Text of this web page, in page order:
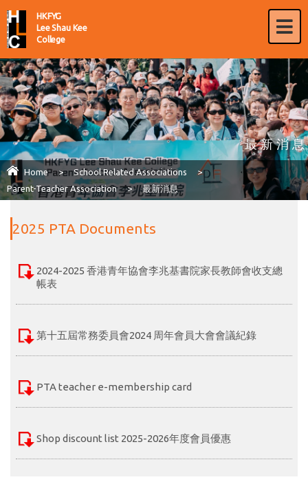
HKFYG
Lee Shau Kee
College
最新消息
Home > School Related Associations
>
Parent-Teacher Association
> 最新消息
2025 PTA Documents
2024-2025 香港青年協會李兆基書院家長教師會收支總
帳表
第十五屆常務委員會2024 周年會員大會會議紀錄
PTA teacher e-membership card
Shop discount list 2025-2026年度會員優惠